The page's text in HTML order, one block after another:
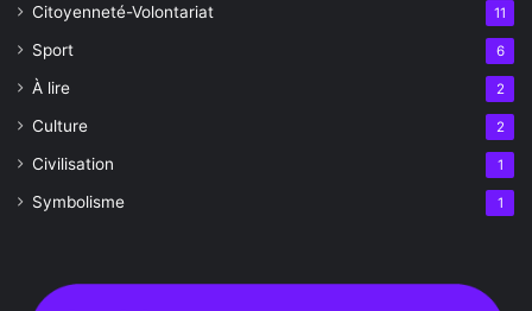
Citoyenneté-Volontariat 11
Sport 6
À lire 2
Culture 2
Civilisation 1
Symbolisme 1